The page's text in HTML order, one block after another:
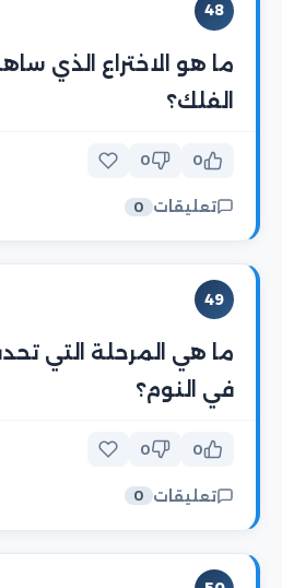
48
ما هو الاختراع الذي
الفلك؟
0
0
تعليقات 0
49
ما هي المرحلة التي
في النوم؟
0
0
تعليقات 0